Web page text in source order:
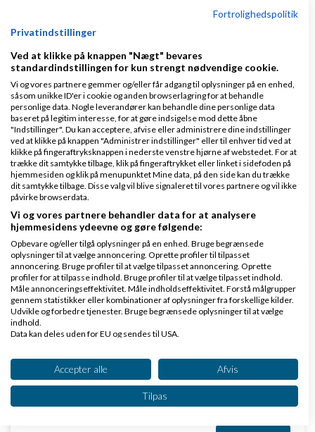
Køb en virksomhed
kunder og omsætning hos Saxis
www.saxis.dk
Dinero Regnskabsprogram
Opret nemt og hurtigt fakturaer
Lav gratis bruger på Dinero i dag
www.dinero.dk
Nye ekspertblog-indlæg om Marketing & salg
Salg handler ikke om at presse. Det handler om at løse.
afJonas_Busekist|336 visninger |0 kommentarer
Salg handler ikke om at presse. Det handler om at
fortæller de dig, hvor de er i tvivl. Alt for mange
sælgere giver op, når kunden kommer med en
indvending, ...
Fortrolighedspolitik
Privatindstillinger
Ved at klikke på knappen "Nægt" bevares
standardindstillingen for kun strengt nødvendige cookie.
Vi og vores partnere gemmer og/eller får adgang til oplysninger på en enhed,
såsom unikke ID'er i cookie og anden browserlagring for at behandle
personlige data. Nogle leverandører kan behandle dine personlige data
baseret på legitim interesse, for at gøre indsigelse mod dette åbne
"Indstillinger". Du kan acceptere, afvise eller administrere dine indstillinger
ved at klikke på knappen "Administrer indstillinger" eller til enhver tid ved at
klikke på fingeraftryksknappen i nederste venstre hjørne af webstedet. For at
trække dit samtykke tilbage, klik på fingeraftrykket eller linket i sidefoden på
hjemmesiden og klik på menupunktet Mine data, på den side kan du trække
dit samtykke tilbage. Disse valg vil blive signaleret til vores partnere og vil ikke
påvirke browserdata.
Vi og vores partnere behandler data for at analysere
hjemmesidens ydeevne og gøre følgende:
Opbevare og/eller tilgå oplysninger på en enhed. Bruge begrænsede
oplysninger til at vælge annoncering. Oprette profiler til tilpasset
annoncering. Bruge profiler til at vælge tilpasset annoncering. Oprette
profiler for at tilpasse indhold. Bruge profiler til at vælge tilpasset indhold.
Måle annonceringseffektivitet. Måle indholdseffektivitet. Forstå målgrupper
gennem statistikker eller kombinationer af oplysninger fra forskellige kilder.
Udvikle og forbedre tjenester. Bruge begrænsede oplysninger til at vælge
indhold.
Data kan deles uden for EU og sendes til USA.
Se partnerliste (2 IAB-leverandører)
Vi bruger dine data til følgende formål:
IAB's behandlingsformål:
Accepter alle Afvis
Tilpas